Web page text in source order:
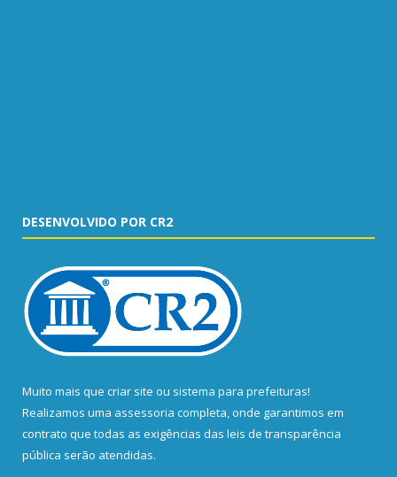
DESENVOLVIDO POR CR2
Muito mais que criar site ou sistema para prefeituras!
Realizamos uma assessoria completa, onde garantimos em
contrato que todas as exigências das leis de transparência
pública serão atendidas.